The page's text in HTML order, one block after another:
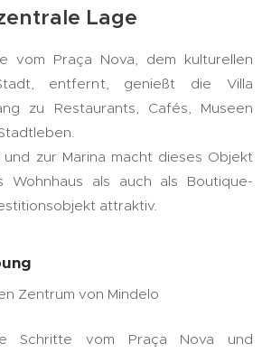
Lage
vom Praça Nova, dem kulturellen
entfernt, genießt die Villa
zu Restaurants, Cafés, Museen
zur Marina macht dieses Objekt
Wohnhaus als auch als Boutique-
attraktiv.
Zentrum von Mindelo
Schritte vom Praça Nova und